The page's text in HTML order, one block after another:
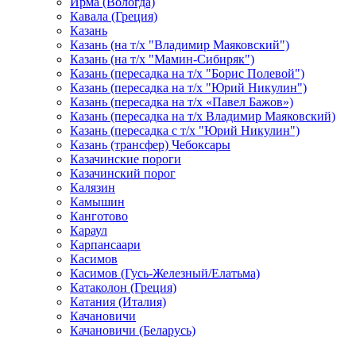
Кавала (Греция)
Казань
Казань (на т/х "Владимир Маяковский")
Казань (на т/х "Мамин-Сибиряк")
Казань (пересадка на т/х "Борис Полевой")
Казань (пересадка на т/х "Юрий Никулин")
Казань (пересадка на т/х «Павел Бажов»)
Казань (пересадка на т/х Владимир Маяковский)
Казань (пересадка с т/х "Юрий Никулин")
Казань (трансфер) Чебоксары
Казачинские пороги
Казачинский порог
Калязин
Камышин
Канготово
Караул
Карпансаари
Касимов
Касимов (Гусь-Железный/Елатьма)
Катаколон (Греция)
Катания (Италия)
Качановичи
Качановичи (Беларусь)